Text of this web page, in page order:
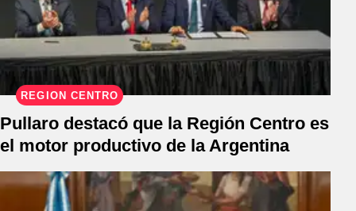
REGIÓN CENTRO
Pullaro destacó que la Región Centro es
el motor productivo de la Argentina